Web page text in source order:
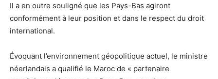
Il a en outre souligné que les Pays-Bas agiront
conformément à leur position et dans le respect du droit
international.
Évoquant l’environnement géopolitique actuel, le ministre
néerlandais a qualifié le Maroc de « partenaire